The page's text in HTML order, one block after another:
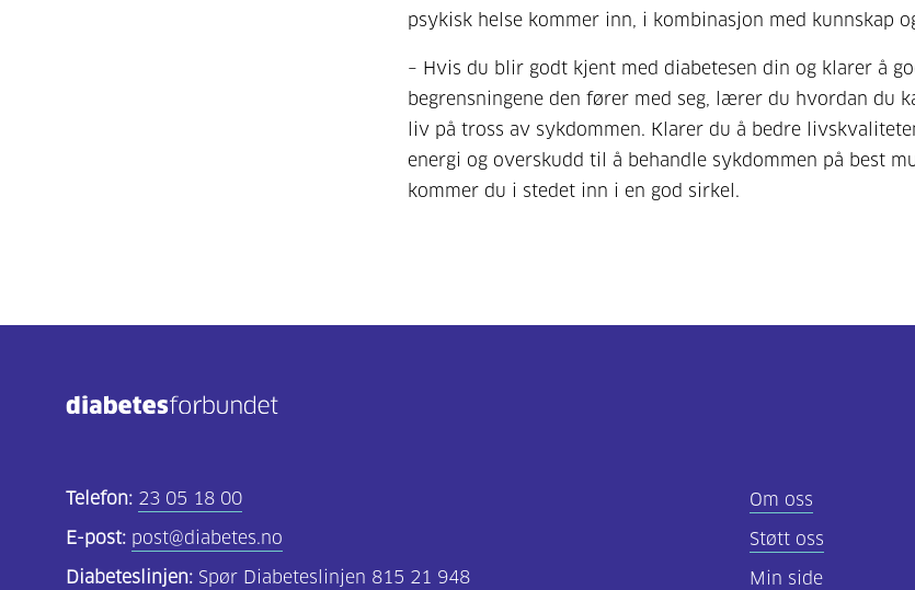
psykisk helse kommer inn, i kombinasjon med kunnskap
– Hvis du blir godt kjent med diabetesen din og klarer å
begrensningene den fører med seg, lærer du hvordan du
liv på tross av sykdommen. Klarer du å bedre
energi og overskudd til å behandle sykdommen på best
kommer du i stedet inn i en god sirkel.
Telefon: 23 05 18 00
E-post: post@diabetes.no
Diabeteslinjen: Spør Diabeteslinjen 815 21 948
Om oss
Støtt oss
Min side